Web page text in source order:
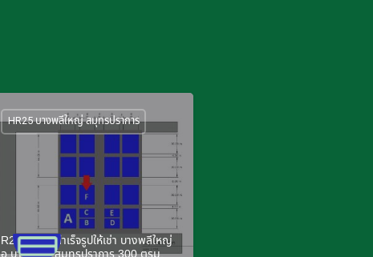
R25F โกดังสำเร็จรูปให้เช่า บางพลีใหญ่
HR25 บางพลีใหญ่ สมุทรปราการ